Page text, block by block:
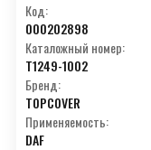
Код:
000202898
Каталожный номер:
T1249-1002
Бренд:
TOPCOVER
Применяемость:
DAF